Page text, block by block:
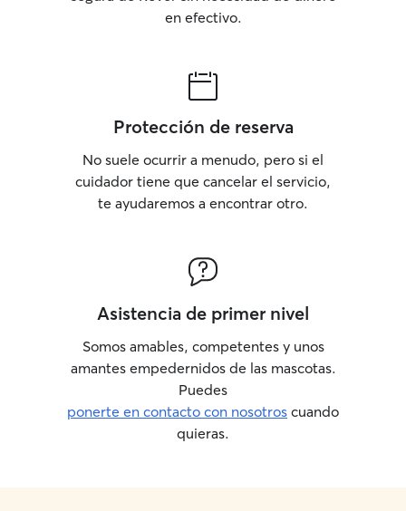
en efectivo.
Protección de reserva
No suele ocurrir a menudo, pero si el
cuidador tiene que cancelar el servicio,
te ayudaremos a encontrar otro.
Asistencia de primer nivel
Somos amables, competentes y unos
amantes empedernidos de las mascotas.
Puedes
ponerte en contacto con nosotros cuando
quieras.